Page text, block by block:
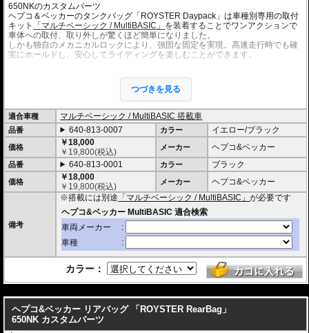
650NKのカスタムパーツ
ヘプコ＆ベッカーのタンクバッグ「ROYSTER Daypack」は車種別専用の取付
キット
「マルチベーシック / MultiBASIC」 を装着することでワンアクションで
車体への取付、取り外しが驚くほど簡単になりました。
しかも独自のメカニカルロックにより、強固な固定を実現。高速走行時でも確
実にホールドし、安心してライディングを楽しむことができます。
などの車種別専用のキャリアと、各キャリアに対応したMultiBasicアダプ
ターを併用することで、リアバッグとしての使用も可能。
を使用すればシートバッグとしても使用できます。
多様な使い方が可能であり、いずれもMultiBasicロックシステムによって簡単
に確実な取付が行えます。
・シャープなイメージを演出するエッジの効いたデザイン。サイドソフトバッ
グ「Royster」C-Bow用と統一されたデザインとなります。
・ソフトバッグでありながら型くずれを起こしにくく、また高いホールド性能
を誇り、高速走行でも安心してご利用いただけます (メーカー推奨最大速度 : 13
0km/h)。
・防水仕様 (完全防水を保証するものではありません)
・サイドにあしらわれたトライアングルデザインは安全性を高めるリフレクタ
・ バッグの開閉ロックやバッグの車体へのロックなど様々なセキュリティオプ
ション
の使用が可能。
・サイズ H x W x D : 約15 x 26 x 30 cm
つづきを見る
適合車種 マルチベーシック / MultiBASIC 搭載車
品番 640-813-0007 カラー イエロー/ブラック
価格
￥18,000
￥ 19,800(税込) メーカー ヘプコ&ベッカー
品番 640-813-0001 カラー ブラック
価格
￥18,000
￥ 19,800(税込) メーカー ヘプコ&ベッカー
備考
※搭載には別途 「マルチベーシック / MultiBASIC」が必要です
カラー：
ヘプコ&ベッカー リアバッグ 「ROYSTER RearBag」
650NK カスタムパーツ